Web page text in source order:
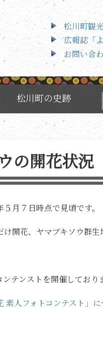
松川町観
広報誌「
お問い合
松川町の史跡
ウの開花状
５月７日時点で見頃です。
開花、ヤマブキソウ群生
テンストを開催してお
素人フォトコンテスト」